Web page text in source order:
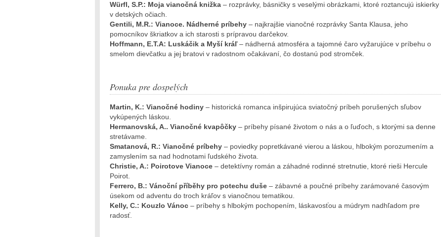
Würfl, S.P.: Moja vianočná knižka – rozprávky, básničky s veselými obrázkami, ktoré roztancujú iskierky
v detských očiach.
Gentili, M.R.: Vianoce. Nádherné príbehy – najkrajšie vianočné rozprávky Santa Klausa, jeho
pomocníkov škriatkov a ich starosti s prípravou darčekov.
Hoffmann, E.T.A: Luskáčik a Myší kráľ– nádherná atmosféra a tajomné čaro vyžarujúce v príbehu o
smelom dievčatku a jej bratovi v radostnom očakávaní, čo dostanú pod stromček.
Ponuka pre dospelých
Martin, K.: Vianočné hodiny – historická romanca inšpirujúca sviatočný príbeh porušených sľubov
vykúpených láskou.
Hermanovská, A.. Vianočné kvapôčky – príbehy písané životom o nás a o ľuďoch, s ktorými sa denne
stretávame.
Smatanová, R.: Vianočné príbehy – poviedky popretkávané vierou a láskou, hlbokým porozumením a
zamyslením sa nad hodnotami ľudského života.
Christie, A.: Poirotove Vianoce – detektívny román a záhadné rodinné stretnutie, ktoré rieši Hercule
Poirot.
Ferrero, B.: Vánoční příběhy pro potechu duše – zábavné a poučné príbehy zarámované časovým
úsekom od adventu do troch kráľov s vianočnou tematikou.
Kelly, C.: Kouzlo Vánoc – príbehy s hlbokým pochopením, láskavosťou a múdrym nadhľadom pre
radosť.